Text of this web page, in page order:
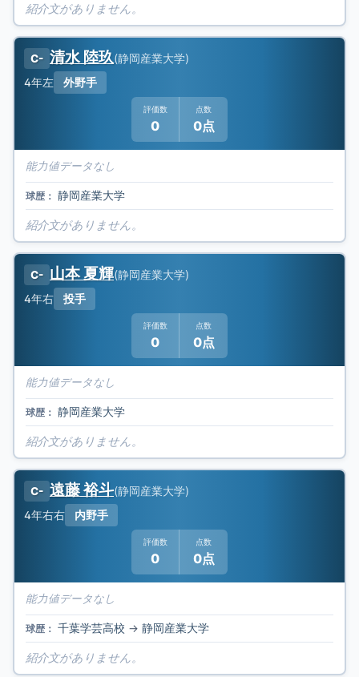
紹介文がありません。
C- 清水 陸玖(静岡産業大学)
4年左 外野手
評価数
0
点数
0点
能力値データなし
球歴： 静岡産業大学
紹介文がありません。
C- 山本 夏輝(静岡産業大学)
4年右 投手
評価数
0
点数
0点
能力値データなし
球歴： 静岡産業大学
紹介文がありません。
C- 遠藤 裕斗(静岡産業大学)
4年右右 内野手
評価数
0
点数
0点
能力値データなし
球歴： 千葉学芸高校 → 静岡産業大学
紹介文がありません。